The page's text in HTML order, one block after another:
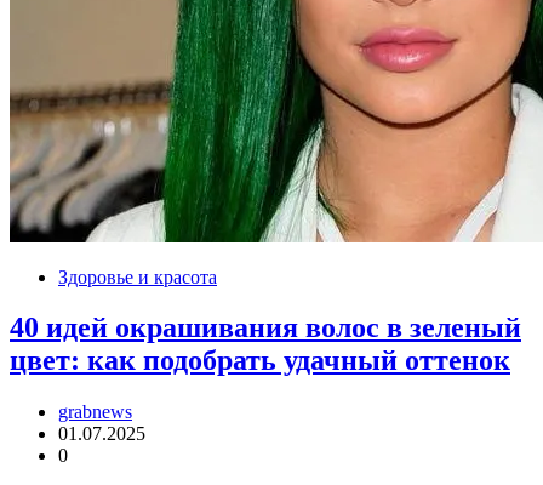
Здоровье и красота
40 идей окрашивания волос в зеленый
цвет: как подобрать удачный оттенок
grabnews
01.07.2025
0